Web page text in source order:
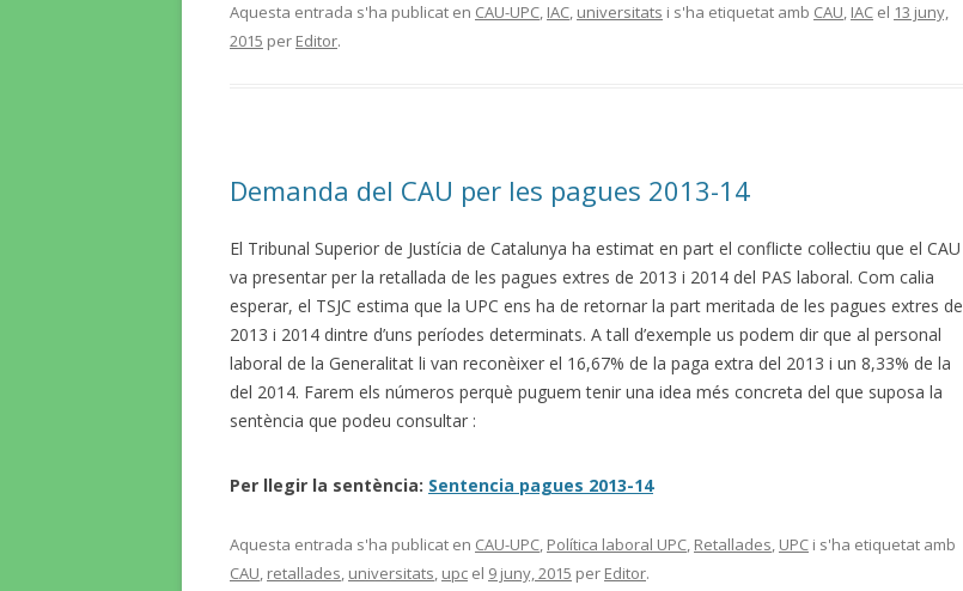
Aquesta entrada s'ha publicat en CAU-UPC, IAC, universitats i s'ha etiquetat amb CAU, IAC el 13 juny,
2015 per Editor.
Demanda del CAU per les pagues 2013-14
El Tribunal Superior de Justícia de Catalunya ha estimat en part el conflicte col·lectiu que el CAU
va presentar per la retallada de les pagues extres de 2013 i 2014 del PAS laboral. Com calia
esperar, el TSJC estima que la UPC ens ha de retornar la part meritada de les pagues extres de
2013 i 2014 dintre d’uns períodes determinats. A tall d’exemple us podem dir que al personal
laboral de la Generalitat li van reconèixer el 16,67% de la paga extra del 2013 i un 8,33% de la
del 2014. Farem els números perquè puguem tenir una idea més concreta del que suposa la
sentència que podeu consultar :
Per llegir la sentència: Sentencia pagues 2013-14
Aquesta entrada s'ha publicat en CAU-UPC, Política laboral UPC, Retallades, UPC i s'ha etiquetat amb
CAU, retallades, universitats, upc el 9 juny, 2015 per Editor.